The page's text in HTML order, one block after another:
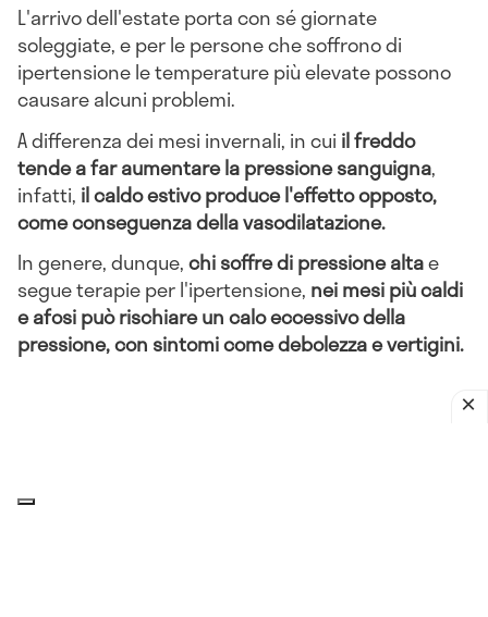
L'arrivo dell'estate porta con sé giornate
soleggiate, e per le persone che soffrono di
ipertensione le temperature più elevate possono
causare alcuni problemi.
A differenza dei mesi invernali, in cui il freddo
tende a far aumentare la pressione sanguigna,
infatti, il caldo estivo produce l'effetto opposto,
come conseguenza della vasodilatazione.
In genere, dunque,chi soffre di pressione altae
segue terapie per l'ipertensione, nei mesi più caldi
e afosi può rischiare un calo eccessivo della
pressione, con sintomi come debolezza e vertigini.